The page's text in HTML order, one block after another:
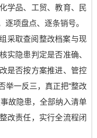
学品、工贸、教育、民
项盘点、逐条销号。
采取查阅整改档案与现
实隐患判定是否准确、
是否按方案推进、管控
举一反三，真正把“整改
故隐患，全部纳入清单
改责任，实行全流程闭